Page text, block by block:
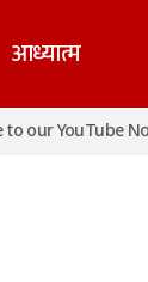
आध्यात्म
our YouTube Now!